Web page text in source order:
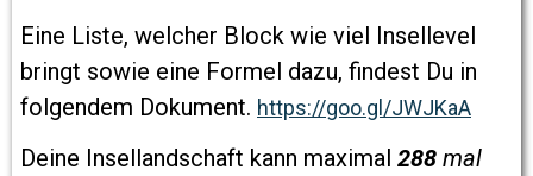
Eine Liste, welcher Block wie viel Insellevel
bringt sowie eine Formel dazu, findest Du in
folgendem Dokument. https://goo.gl/JWJKaA
Deine Insellandschaft kann maximal 288 mal